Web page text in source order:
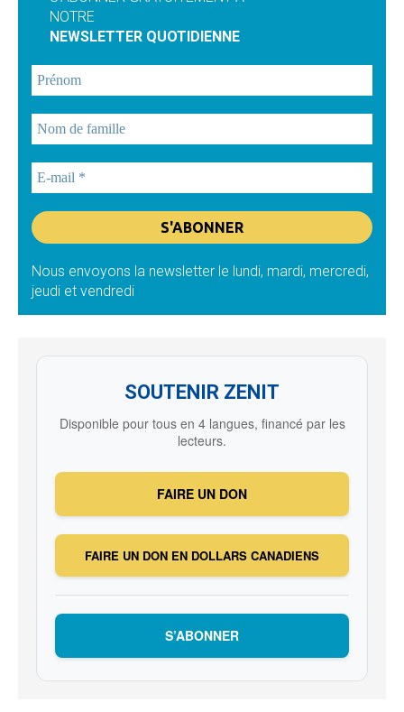
NOTRE
NEWSLETTER QUOTIDIENNE
Nous envoyons la newsletter le lundi, mardi, mercredi,
jeudi et vendredi
SOUTENIR ZENIT
Disponible pour tous en 4 langues, financé par les
lecteurs.
FAIRE UN DON
FAIRE UN DON EN DOLLARS CANADIENS
S’ABONNER